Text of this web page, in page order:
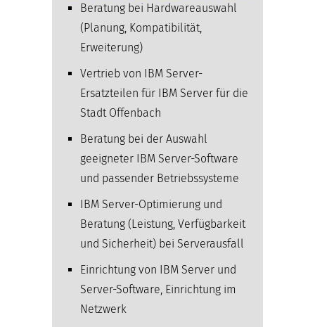
Beratung bei Hardwareauswahl
(Planung, Kompatibilität,
Erweiterung)
Vertrieb von IBM Server-
Ersatzteilen für IBM Server für die
Stadt Offenbach
Beratung bei der Auswahl
geeigneter IBM Server-Software
und passender Betriebssysteme
IBM Server-Optimierung und
Beratung (Leistung, Verfügbarkeit
und Sicherheit) bei Serverausfall
Einrichtung von IBM Server und
Server-Software, Einrichtung im
Netzwerk